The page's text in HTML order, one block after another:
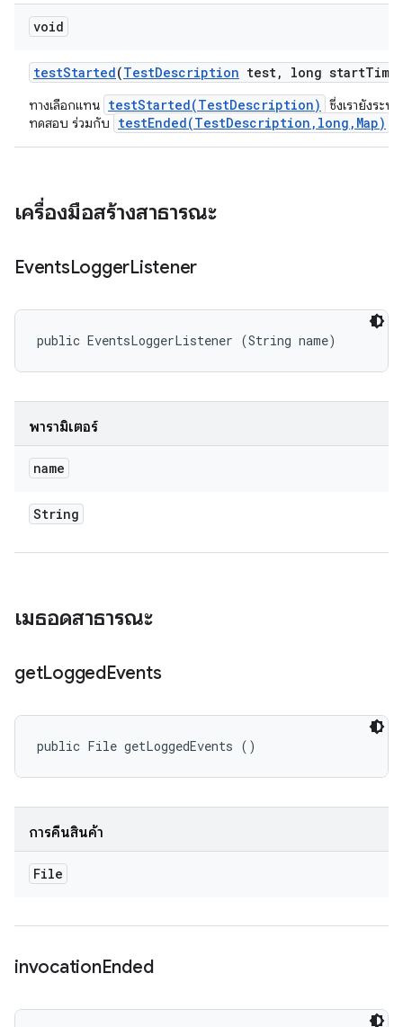
void
testStarted(TestDescription test, long start
ทางเลือกแทน testStarted(TestDescription)
ซึ่งเรายังระบุ
ทดสอบ ร่วมกับ
testEnded(TestDescription,long,Map)
เครื่องมือสร้างสาธารณะ
EventsLoggerListener
public EventsLoggerListener (String name)
พารามิเตอร์
name
String
เมธอดสาธารณะ
getLoggedEvents
public File getLoggedEvents ()
การคืนสินค้า
File
invocationEnded